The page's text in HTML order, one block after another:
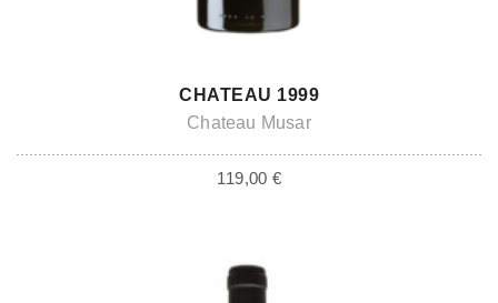
ADD TO CART
CHATEAU 1999
Chateau Musar
119,00 €